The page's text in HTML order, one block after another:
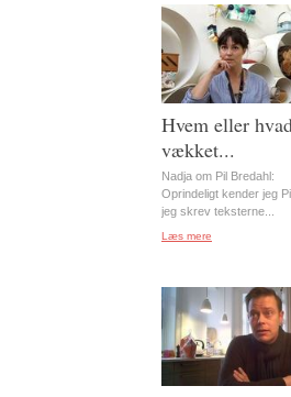
Hvem eller
vækket...
Nadja om Pil Bredahl:
Oprindeligt kender jeg
jeg skrev teksterne...
Læs mere